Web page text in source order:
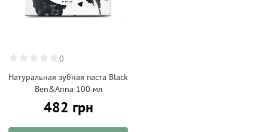
0
Натуральная зубная паста Black
Ben&Anna 100 мл
482 грн